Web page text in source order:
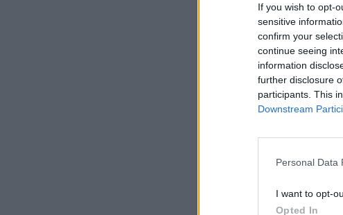
If you wish to opt-
sensitive
confirm your
continue seeing
information
further disclosure
participants. This
Downstream
Personal Data
I want to opt-
Opted In
Η Τόνια
έχει τα
θα
τζιν